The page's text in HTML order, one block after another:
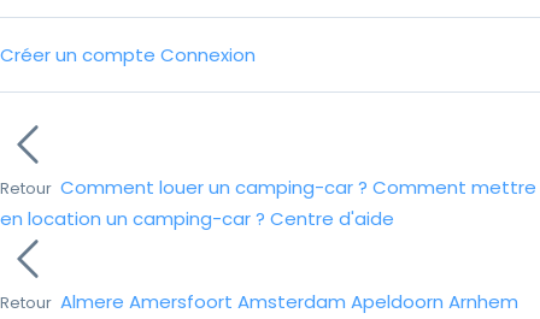
Créer un compte Connexion
Retour Comment louer un camping-car ? Comment mettre
en location un camping-car ? Centre d'aide
Retour Almere Amersfoort Amsterdam Apeldoorn Arnhem